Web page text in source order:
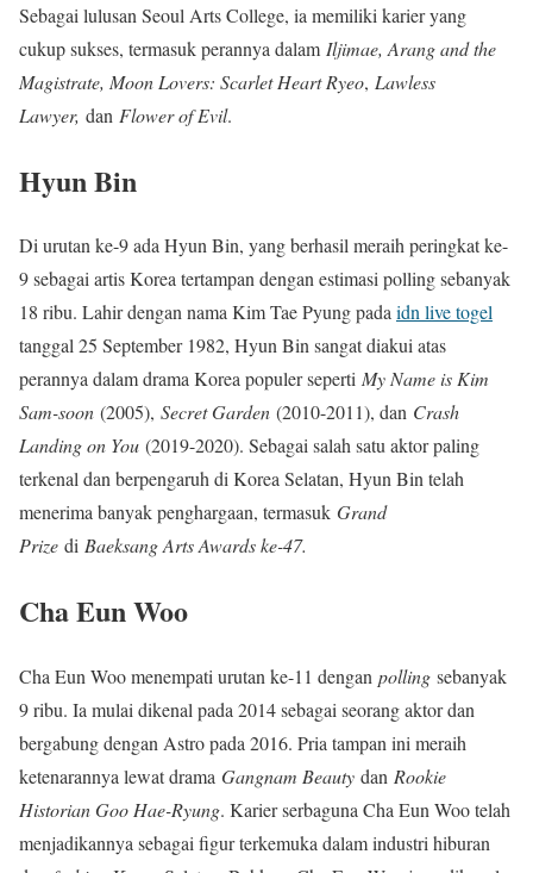
Sebagai lulusan Seoul Arts College, ia memiliki karier yang
cukup sukses, termasuk perannya dalam Iljimae, Arang and the
Magistrate, Moon Lovers: Scarlet Heart Ryeo, Lawless
Lawyer, dan Flower of Evil.
Hyun Bin
Di urutan ke-9 ada Hyun Bin, yang berhasil meraih peringkat ke-
9 sebagai artis Korea tertampan dengan estimasi polling sebanyak
18 ribu. Lahir dengan nama Kim Tae Pyung padaidn live togel
tanggal 25 September 1982, Hyun Bin sangat diakui atas
perannya dalam drama Korea populer seperti My Name is Kim
Sam-soon (2005), Secret Garden (2010-2011), dan Crash
Landing on You (2019-2020). Sebagai salah satu aktor paling
terkenal dan berpengaruh di Korea Selatan, Hyun Bin telah
menerima banyak penghargaan, termasuk Grand
Prize di Baeksang Arts Awards ke-47.
Cha Eun Woo
Cha Eun Woo menempati urutan ke-11 dengan polling sebanyak
9 ribu. Ia mulai dikenal pada 2014 sebagai seorang aktor dan
bergabung dengan Astro pada 2016. Pria tampan ini meraih
ketenarannya lewat drama Gangnam Beauty dan Rookie
Historian Goo Hae-Ryung. Karier serbaguna Cha Eun Woo telah
menjadikannya sebagai figur terkemuka dalam industri hiburan